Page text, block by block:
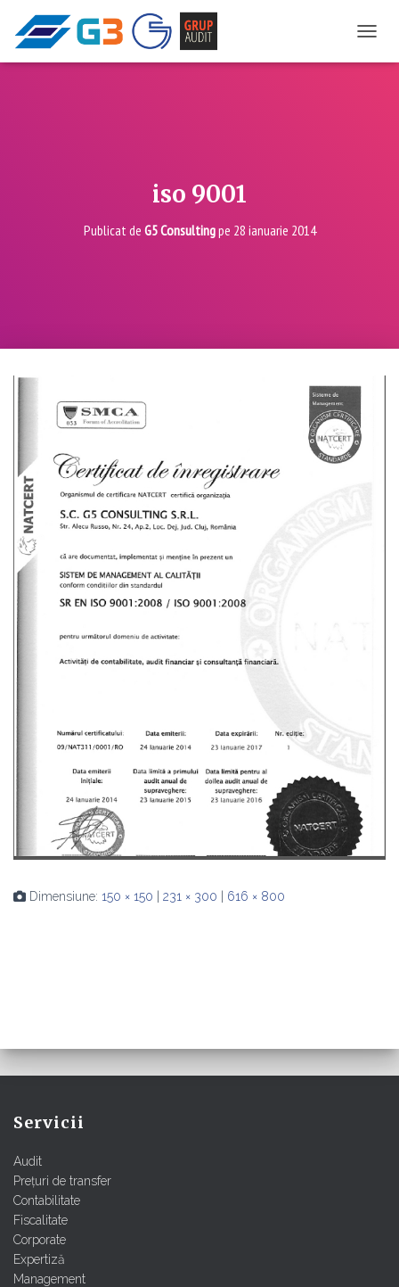
iso 9001
Publicat de G5 Consultingpe 28 ianuarie 2014
Dimensiune: 150 × 150 231 × 300 616 × 800
Servicii
Audit
Prețuri de transfer
Contabilitate
Fiscalitate
Corporate
Expertiză
Management